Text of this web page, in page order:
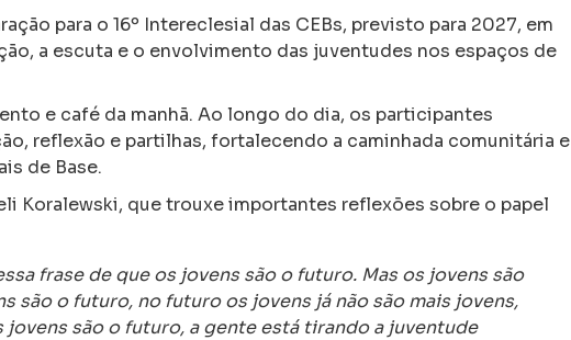
para o 16º Intereclesial das CEBs, previsto para 2027, em
a escuta e o envolvimento das juventudes nos espaços de
e café da manhã. Ao longo do dia, os participantes
reflexão e partilhas, fortalecendo a caminhada comunitária e
de Base.
Koralewski, que trouxe importantes reflexões sobre o papel
frase de que os jovens são o futuro. Mas os jovens são
são o futuro, no futuro os jovens já não são mais jovens,
jovens são o futuro, a gente está tirando a juventude